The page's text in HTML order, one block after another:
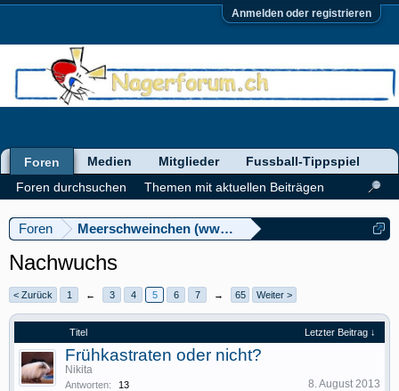
Anmelden oder registrieren
Foren Meerschweinchen (www.meerschweinforum.ch)
Nachwuchs
< Zurück 1 ← 3 4 5 6 7 → 65 Weiter >
Titel Letzter Beitrag ↓
Frühkastraten oder nicht?
Nikita
Antworten: 13 8. August 2013
Foren
Foren durchsuchen
Themen mit aktuellen Beiträgen
Medien Mitglieder Fussball-Tippspiel